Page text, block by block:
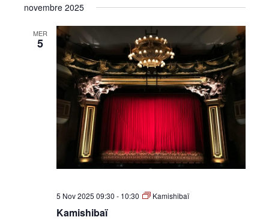
novembre 2025
MER
5
5 Nov 2025 09:30 - 10:30 Kamishibaï
Kamishibaï